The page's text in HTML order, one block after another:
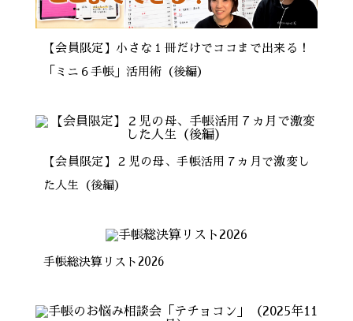
【会員限定】小さな１冊だけでココまで出来る！
「ミニ６手帳」活用術（後編）
【会員限定】２児の母、手帳活用７ヵ月で激変し
た人生（後編）
手帳総決算リスト2026